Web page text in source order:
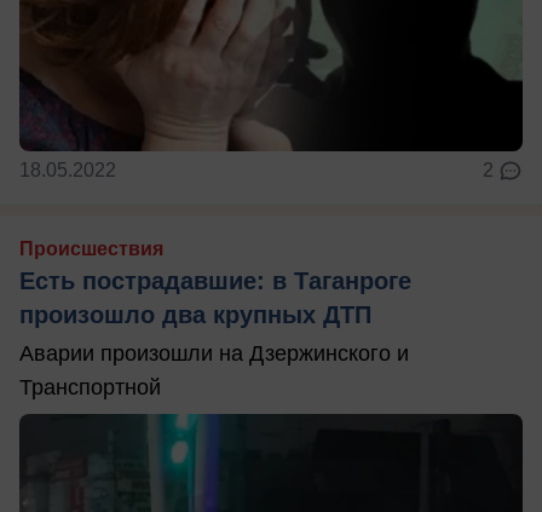
18.05.2022 2
Происшествия
Есть пострадавшие: в Таганроге
произошло два крупных ДТП
Аварии произошли на Дзержинского и
Транспортной